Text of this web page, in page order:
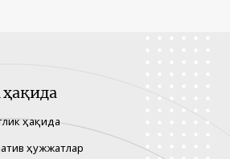
ҳақида
ҳақида
ҳужжатлар